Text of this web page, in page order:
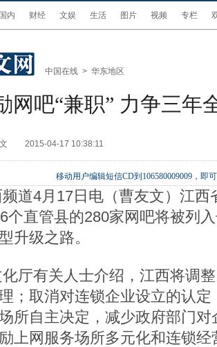
国内 财经 文娱 生活 图片 视频 专栏
中国在线 > 华东地区
网吧“兼职” 力争三年
2015-04-17 10:38:11
移动用户编辑短信CD到106580009009，即
道4月17日电（曹友文）江西
个直管县的280家网吧将被列
升级之路。
厅有关人士介绍，江西将调
；取消对连锁企业设立的认
所自主决定，减少政府部门
上网服务场所多元化和连锁经